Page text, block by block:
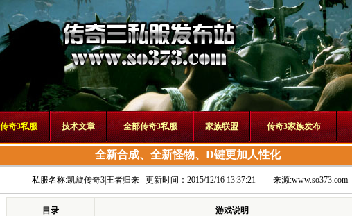
传奇3私服 技术文章 全部传奇3私服 家族联盟 传奇3家族发布
全新合成、全新怪物、D键更加人性化
私服名称:凯旋传奇3|王者归来更新时间：2015/12/16 13:37:21 来源:www.so373.com
目录 游戏说明